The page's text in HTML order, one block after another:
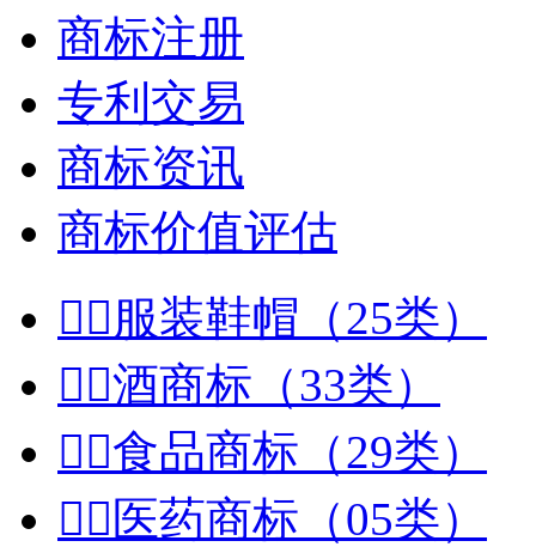
商标注册
专利交易
商标资讯
商标价值评估
服装鞋帽（25类）
酒商标（33类）
食品商标（29类）
医药商标（05类）